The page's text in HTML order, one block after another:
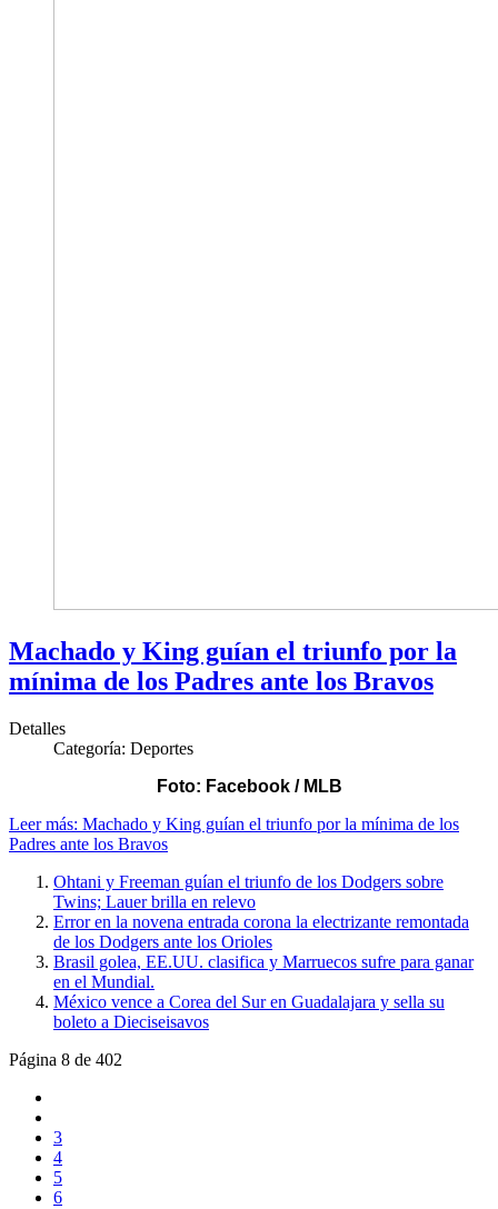
Machado y King guían el triunfo por la
mínima de los Padres ante los Bravos
Detalles
Categoría: Deportes
Foto: Facebook / MLB
Leer más: Machado y King guían el triunfo por la mínima de los
Padres ante los Bravos
Ohtani y Freeman guían el triunfo de los Dodgers sobre
Twins; Lauer brilla en relevo
Error en la novena entrada corona la electrizante remontada
de los Dodgers ante los Orioles
Brasil golea, EE.UU. clasifica y Marruecos sufre para ganar
en el Mundial.
México vence a Corea del Sur en Guadalajara y sella su
boleto a Dieciseisavos
Página 8 de 402
3
4
5
6